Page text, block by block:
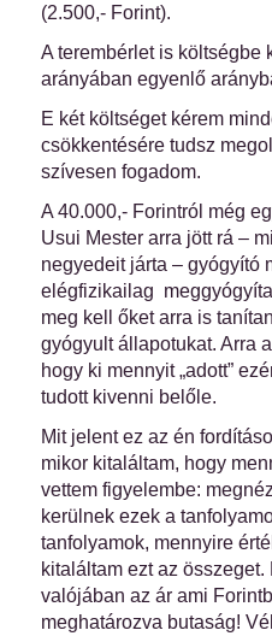
(2.500,- Forint).
A terembérlet is költségbe
arányában egyenlő
E két költséget kérem
csökkentésére tudsz
szívesen fogadom.
A 40.000,- Forintról még
Usui Mester arra jött rá –
negyedeit járta – gyógyító
elégfizikailag
meg kell őket arra is
gyógyult állapotukat. Arra
hogy ki mennyit „adott”
tudott kivenni belőle.
Mit jelent ez az én
mikor kitaláltam, hogy
vettem figyelembe:
kerülnek ezek a
tanfolyamok, mennyire
kitaláltam ezt az
valójában az ár ami
meghatározva butaság!